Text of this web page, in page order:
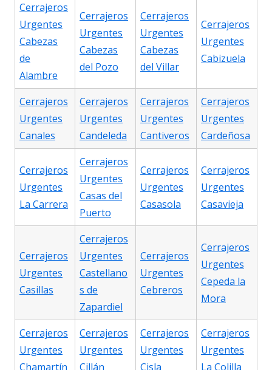
Cerrajeros
Urgentes
Cabezas
de
Alambre
Cerrajeros
Urgentes
Cabezas
del Pozo
Cerrajeros
Urgentes
Cabezas
del Villar
Cerrajeros
Urgentes
Cabizuela
Cerrajeros
Urgentes
Canales
Cerrajeros
Urgentes
Candeleda
Cerrajeros
Urgentes
Cantiveros
Cerrajeros
Urgentes
Cardeñosa
Cerrajeros
Urgentes
La Carrera
Cerrajeros
Urgentes
Casas del
Puerto
Cerrajeros
Urgentes
Casasola
Cerrajeros
Urgentes
Casavieja
Cerrajeros
Urgentes
Casillas
Cerrajeros
Urgentes
Castellano
s de
Zapardiel
Cerrajeros
Urgentes
Cebreros
Cerrajeros
Urgentes
Cepeda la
Mora
Cerrajeros
Urgentes
Chamartín
Cerrajeros
Urgentes
Cillán
Cerrajeros
Urgentes
Cisla
Cerrajeros
Urgentes
La Colilla